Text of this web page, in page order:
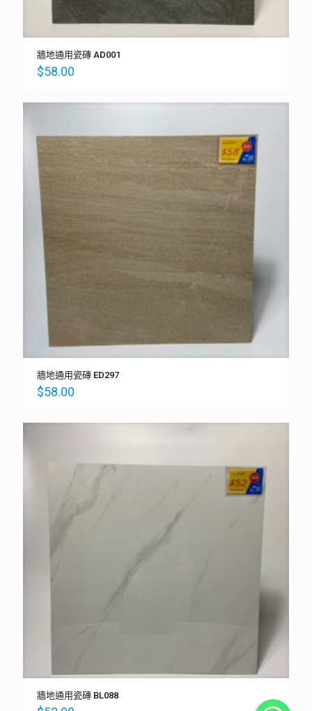
牆地通用瓷磚 AD001
$58.00
牆地通用瓷磚 ED297
$58.00
牆地通用瓷磚 BL088